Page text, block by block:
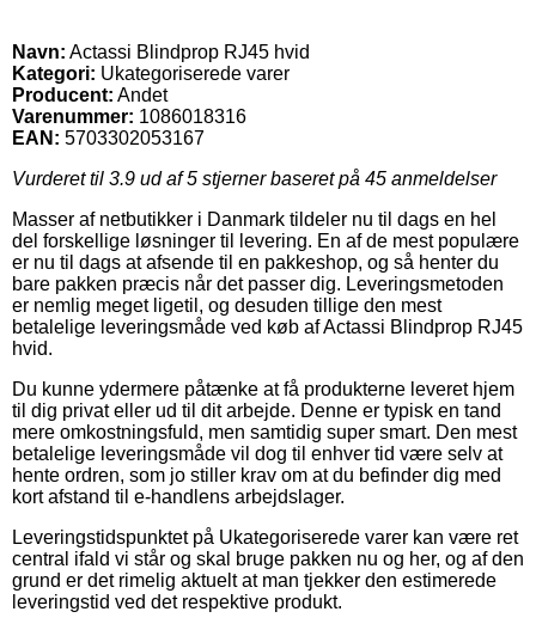
Navn: Actassi Blindprop RJ45 hvid
Kategori: Ukategoriserede varer
Producent: Andet
Varenummer: 1086018316
EAN: 5703302053167
Vurderet til 3.9 ud af 5 stjerner baseret på 45 anmeldelser
Masser af netbutikker i Danmark tildeler nu til dags en hel
del forskellige løsninger til levering. En af de mest populære
er nu til dags at afsende til en pakkeshop, og så henter du
bare pakken præcis når det passer dig. Leveringsmetoden
er nemlig meget ligetil, og desuden tillige den mest
betalelige leveringsmåde ved køb af Actassi Blindprop RJ45
hvid.
Du kunne ydermere påtænke at få produkterne leveret hjem
til dig privat eller ud til dit arbejde. Denne er typisk en tand
mere omkostningsfuld, men samtidig super smart. Den mest
betalelige leveringsmåde vil dog til enhver tid være selv at
hente ordren, som jo stiller krav om at du befinder dig med
kort afstand til e-handlens arbejdslager.
Leveringstidspunktet på Ukategoriserede varer kan være ret
central ifald vi står og skal bruge pakken nu og her, og af den
grund er det rimelig aktuelt at man tjekker den estimerede
leveringstid ved det respektive produkt.